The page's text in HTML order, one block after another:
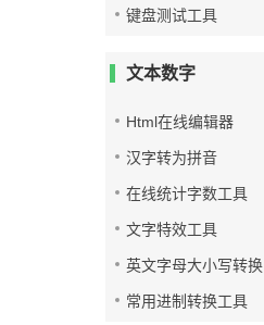
键盘测试工具
文本数字
Html在线编辑器
汉字转为拼音
在线统计字数工具
文字特效工具
英文字母大小写转换
常用进制转换工具